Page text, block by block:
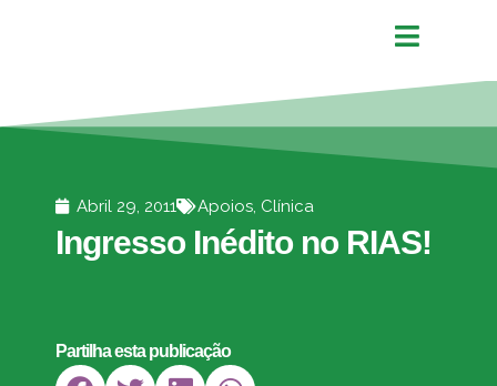
Abril 29, 2011 Apoios, Clínica
Ingresso Inédito no RIAS!
Partilha esta publicação